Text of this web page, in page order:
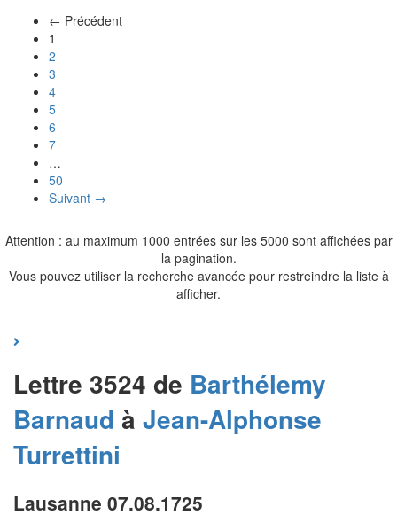
← Précédent
1
2
3
4
5
6
7
…
50
Suivant →
Attention : au maximum 1000 entrées sur les 5000 sont affichées par
la pagination.
Vous pouvez utiliser la recherche avancée pour restreindre la liste à
afficher.
Lettre 3524 de Barthélemy
Barnaud à Jean-Alphonse
Turrettini
Lausanne 07.08.1725